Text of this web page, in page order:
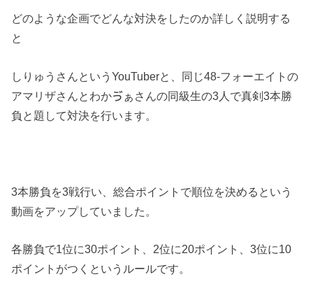
どのような企画でどんな対決をしたのか詳しく説明する
と
しりゅうさんというYouTuberと、同じ48-フォーエイトの
アマリザさんとわかゔぁさんの同級生の3人で真剣3本勝
負と題して対決を行います。
3本勝負を3戦行い、総合ポイントで順位を決めるという
動画をアップしていました。
各勝負で1位に30ポイント、2位に20ポイント、3位に10
ポイントがつくというルールです。